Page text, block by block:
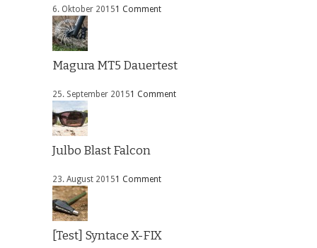
6. Oktober 20151 Comment
Magura MT5 Dauertest
25. September 20151 Comment
Julbo Blast Falcon
23. August 20151 Comment
[Test] Syntace X-FIX